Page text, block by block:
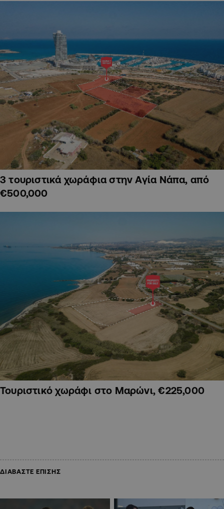
3 τουριστικά χωράφια στην Αγία Νάπα, από
€500,000
Τουριστικό χωράφι στο Μαρώνι, €225,000
ΔΙΑΒΑΣΤΕ ΕΠΙΣΗΣ